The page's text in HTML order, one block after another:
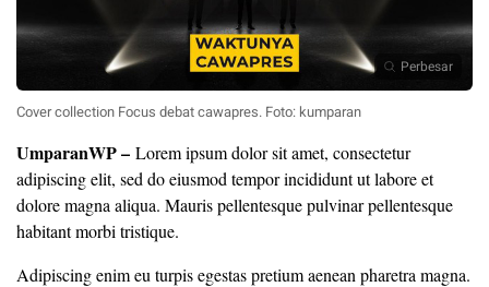
Perbesar
Cover collection Focus debat cawapres. Foto: kumparan
UmparanWP– Lorem ipsum dolor sit amet, consectetur
adipiscing elit, sed do eiusmod tempor incididunt ut labore et
dolore magna aliqua. Mauris pellentesque pulvinar pellentesque
habitant morbi tristique.
Adipiscing enim eu turpis egestas pretium aenean pharetra magna.